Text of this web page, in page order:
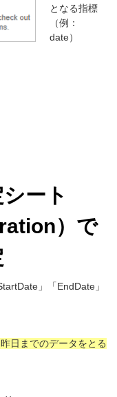
となる指標
（例：
date）
ート
）で
」「EndDate」
日までのデータをとる